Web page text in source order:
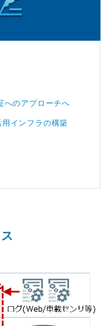
へのアプローチへ
インフラの構築